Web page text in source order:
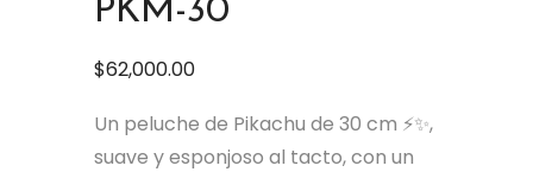
PKM-30
$62,000.00
Un peluche de Pikachu de 30 cm ⚡✨,
suave y esponjoso al tacto, con un